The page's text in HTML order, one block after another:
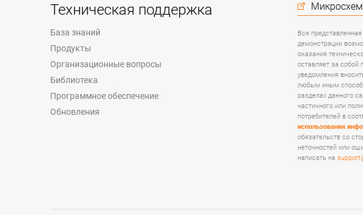
Техническая поддержка
База знаний
Продукты
Организационные вопросы
Библиотека
Программное обеспечение
Обновления
Вся
демонстрации
оказания
оставляет за собой
уведомления
любым иным
разделах данного
частичного или
потребителей в
использования
обязательств со
неточностей или
написать на